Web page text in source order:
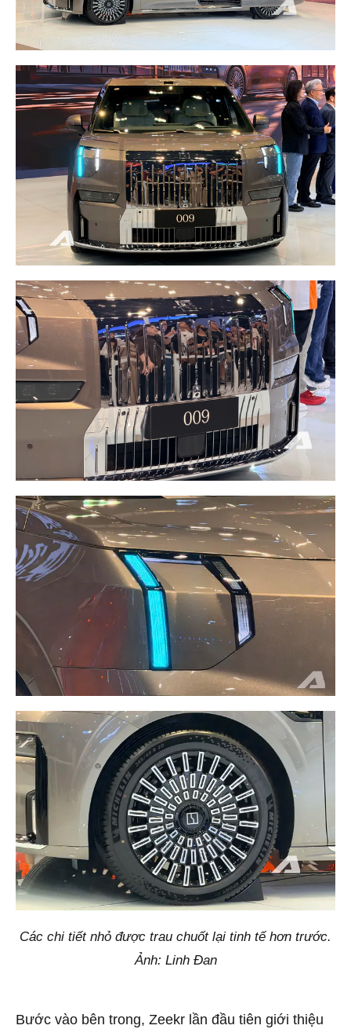
Các chi tiết nhỏ được trau chuốt lại tinh tế hơn trước.
Ảnh: Linh Đan
Bước vào bên trong, Zeekr lần đầu tiên giới thiệu